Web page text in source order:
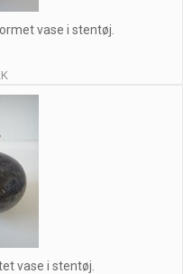
vase i stentøj.
vase i stentøj.